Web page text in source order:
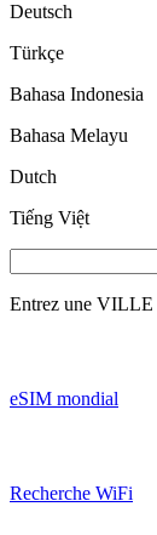
Deutsch
Türkçe
Bahasa Indonesia
Bahasa Melayu
Dutch
Tiếng Việt
Entrez une VILLE
eSIM mondial
Recherche WiFi